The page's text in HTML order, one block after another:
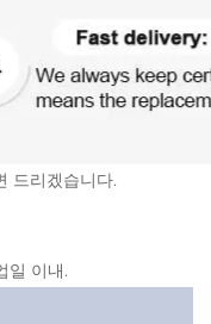
드리겠습니다.
일 이내.